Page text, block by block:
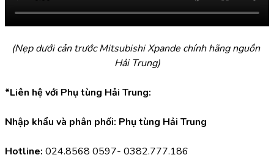
(Nẹp dưới cản trước Mitsubishi Xpande chính hãng nguồn
Hải Trung)
*Liên hệ với Phụ tùng Hải Trung:
Nhập khẩu và phân phối: Phụ tùng Hải Trung
Hotline: 024.8568 0597- 0382.777.186